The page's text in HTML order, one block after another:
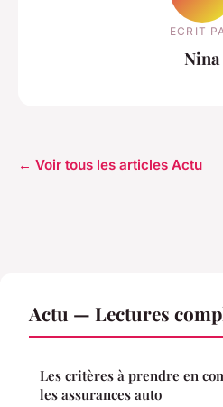
ECRIT
Nina
← Voir tous les articles Actu
Actu — Lectures
Les critères à prendre en
les assurances auto